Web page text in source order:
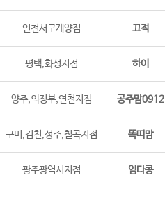
인천서구계양점 끄적
평택,화성지점 하이
양주,의정부,연천지점 공주맘0912
구미,김천,성주,칠곡지점 똑띠맘
광주광역시지점 임다콩